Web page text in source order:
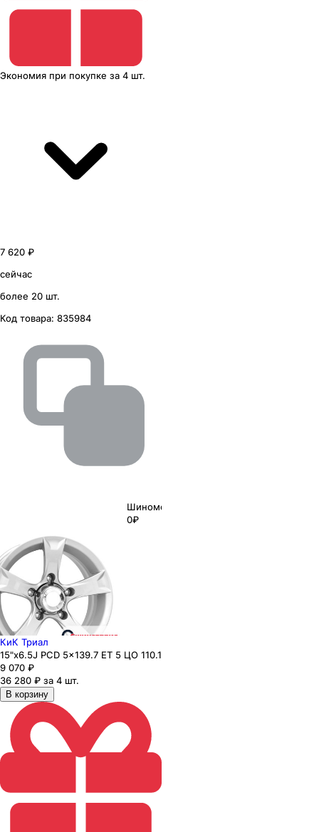
Экономия при покупке за 4 шт.
7 620 ₽
сейчас
более 20 шт.
Код товара: 835984
Шиномонтаж
0₽
КиК Триал
15"x6.5J PCD 5x139.7 ЕТ 5 ЦО 110.1
9 070 ₽
36 280 ₽ за 4 шт.
В корзину